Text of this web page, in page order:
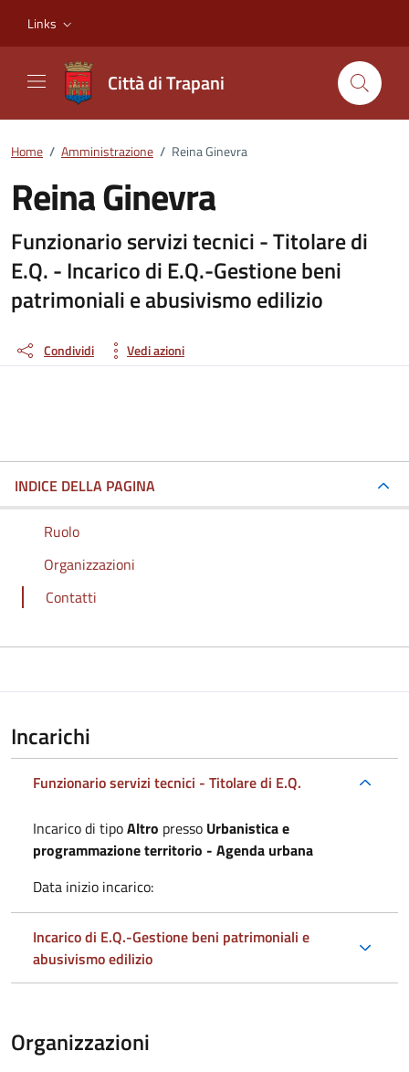
Links
Città di Trapani
Home / Amministrazione / Reina Ginevra
Reina Ginevra
Dettagli della persona
Funzionario servizi tecnici - Titolare di
E.Q. - Incarico di E.Q.-Gestione beni
patrimoniali e abusivismo edilizio
Condividi Vedi azioni
INDICE DELLA PAGINA
Ruolo
Organizzazioni
Contatti
Incarichi
Funzionario servizi tecnici - Titolare di E.Q.
Incarico di tipoAltro presso Urbanistica e
programmazione territorio - Agenda urbana
Data inizio incarico:
Incarico di E.Q.-Gestione beni patrimoniali e
abusivismo edilizio
Organizzazioni